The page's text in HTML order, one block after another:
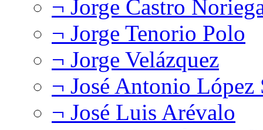
¬ Jorge Castro
¬ Jorge Tenorio Polo
¬ Jorge Velázquez
¬ José Antonio López
¬ José Luis Arévalo